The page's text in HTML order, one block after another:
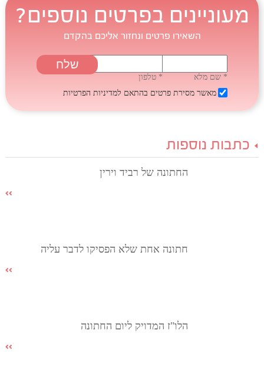
מעוניינים בפרטים נוספים?
השאירו פרטים ונחזור אליכם בהקדם
* שם מלא
* טלפון
מאשר מסירת פרטים בהתאם למדיניות הפרטיות
כתבות נוספות
החתונה של רביד וירין
חתונה אחת שלא הפסיקו לדבר עליה
הלו"ז המדויק ליום החתונה